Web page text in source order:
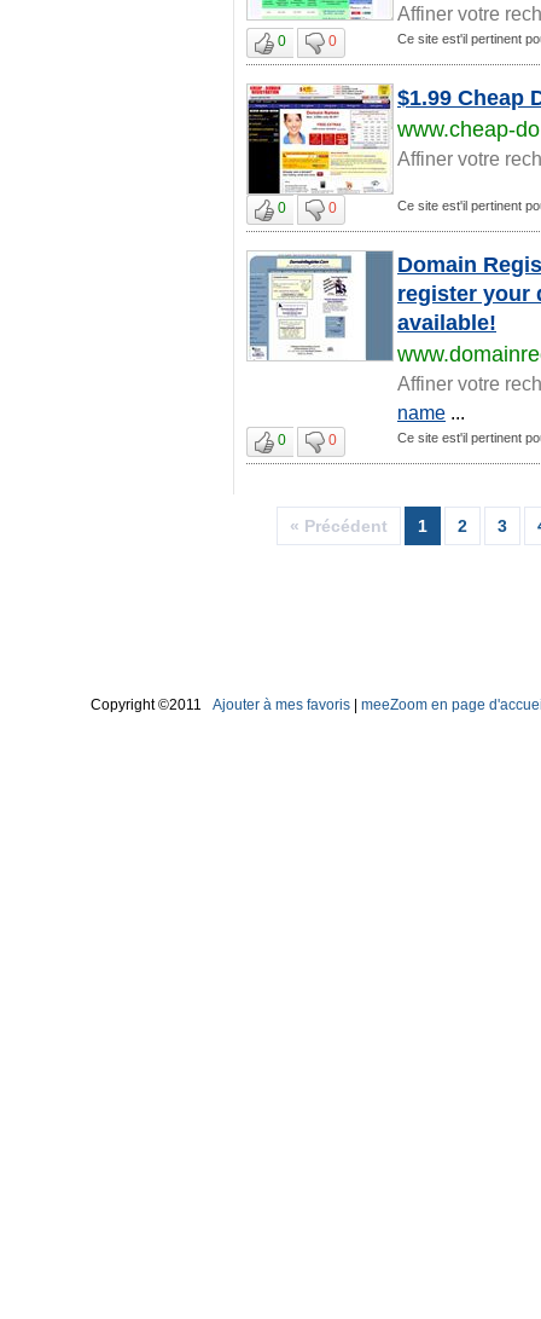
Affiner votre
0 0 Ce site est'il pertinent
$1.99 Cheap
www.cheap-
Affiner votre
0 0 Ce site est'il pertinent
Domain
register your
available!
Affiner votre
name ...
0 0 Ce site est'il pertinent
3
2
1
« Précédent
Copyright ©2011 Ajouter à mes favoris meeZoom en page